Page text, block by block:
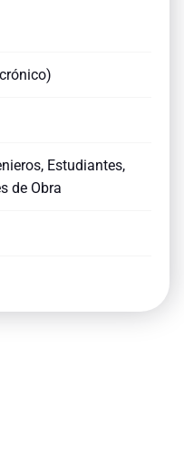
Estudiantes,
de Obra